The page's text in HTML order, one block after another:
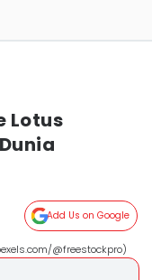
Lotus
Add Us on Google
@freestockpro)